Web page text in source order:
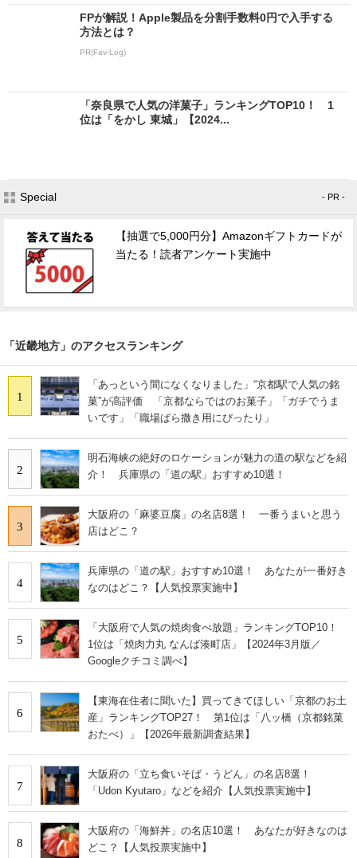
FPが解説！Apple製品を分割手数料0円で入手する
方法とは？
PR(Fav-Log)
「奈良県で人気の洋菓子」ランキングTOP10！ 1
位は「をかし 東城」【2024...
Special - PR -
【抽選で5,000円分】Amazonギフトカードが
当たる！読者アンケート実施中
「近畿地方」のアクセスランキング
1
「あっという間になくなりました」“京都駅で人気の銘
菓”が高評価 「京都ならではのお菓子」「ガチでうま
いです」「職場ばら撒き用にぴったり」
2
明石海峡の絶好のロケーションが魅力の道の駅などを紹
介！ 兵庫県の「道の駅」おすすめ10選！
3
大阪府の「麻婆豆腐」の名店8選！ 一番うまいと思う
店はどこ？
4
兵庫県の「道の駅」おすすめ10選！ あなたが一番好き
なのはどこ？【人気投票実施中】
5
「大阪府で人気の焼肉食べ放題」ランキングTOP10！
1位は「焼肉力丸 なんば湊町店」【2024年3月版／
Googleクチコミ調べ】
6
【東海在住者に聞いた】買ってきてほしい「京都のお土
産」ランキングTOP27！ 第1位は「八ッ橋（京都銘菓
おたべ）」【2026年最新調査結果】
7
大阪府の「立ち食いそば・うどん」の名店8選！
「Udon Kyutaro」などを紹介【人気投票実施中】
8
大阪府の「海鮮丼」の名店10選！ あなたが好きなのは
どこ？【人気投票実施中】